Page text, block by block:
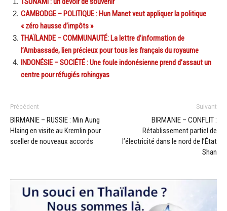
CAMBODGE – POLITIQUE : Hun Manet veut appliquer la politique
« zéro hausse d’impôts »
THAÏLANDE – COMMUNAUTÉ: La lettre d’information de
l’Ambassade, lien précieux pour tous les français du royaume
INDONÉSIE – SOCIÉTÉ : Une foule indonésienne prend d’assaut un
centre pour réfugiés rohingyas
Précédent
BIRMANIE – RUSSIE : Min Aung
Hlaing en visite au Kremlin pour
sceller de nouveaux accords
Suivant
BIRMANIE – CONFLIT :
Rétablissement partiel de
l’électricité dans le nord de l’État
Shan